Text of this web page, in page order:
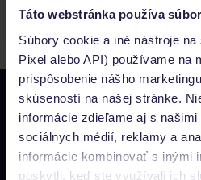
Táto webstránka používa
Súbory cookie a iné nástroje
Pixel alebo API) používame na
prispôsobenie nášho
skúseností na našej stránke.
informácie zdieľame aj s
sociálnych médií, reklamy a
informácie kombinovať s inými
poskytli, keď ste využívali ich
Napíšte nám
info@porovnajto.sk
Zavolajte nám